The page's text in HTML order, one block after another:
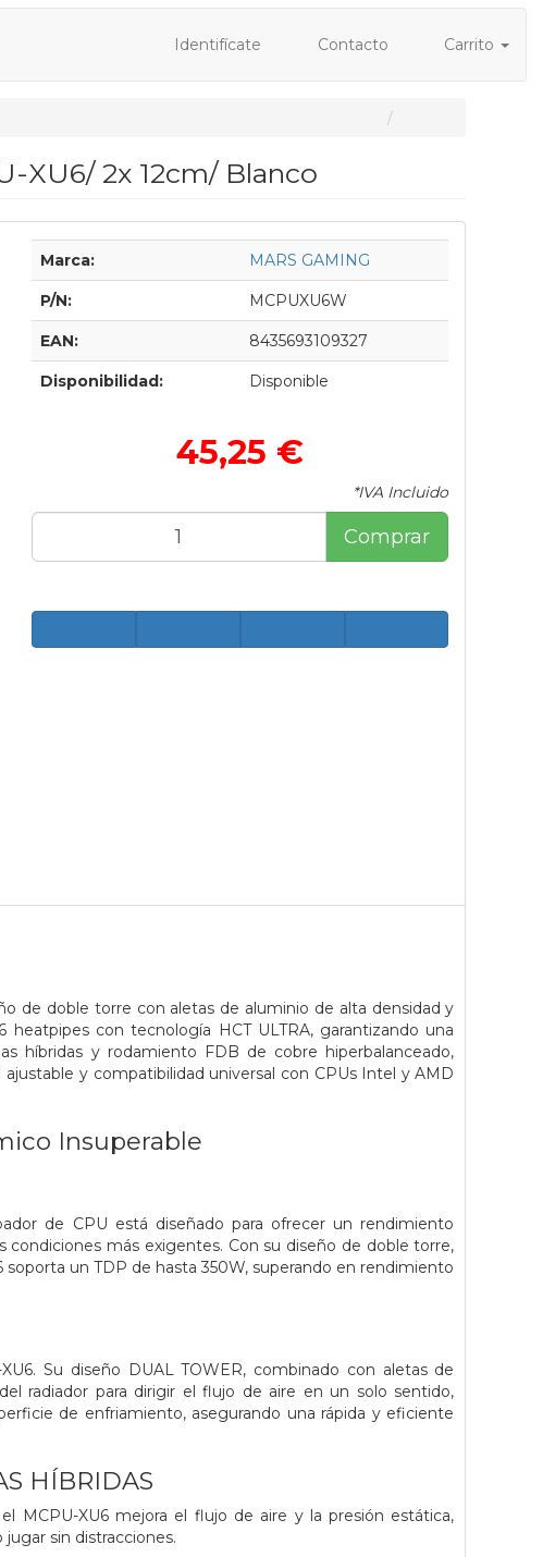
Identifícate Contacto Carrito
XU6/ 2x 12cm/ Blanco
Marca: MARS GAMING
P/N: MCPUXU6W
EAN: 8435693109327
Disponibilidad: Disponible
45,25 €
*IVA Incluido
Comprar
de doble torre con aletas de aluminio de alta densidad y
con tecnología HCT ULTRA, garantizando una
híbridas y rodamiento FDB de cobre hiperbalanceado,
y compatibilidad universal con CPUs Intel y AMD
Insuperable
de CPU está diseñado para ofrecer un rendimiento
más exigentes. Con su diseño de doble torre,
un TDP de hasta 350W, superando en rendimiento
Su diseño DUAL TOWER, combinado con aletas de
radiador para dirigir el flujo de aire en un solo sentido,
de enfriamiento, asegurando una rápida y eficiente
HÍBRIDAS
MCPU-XU6 mejora el flujo de aire y la presión estática,
sin distracciones.